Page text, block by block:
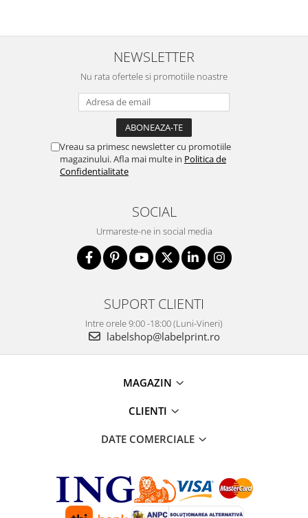
NEWSLETTER
Nu rata ofertele si promotiile noastre
Vreau sa primesc newsletter cu promotiile
magazinului. Afla mai multe in Politica de
Confidentialitate
SOCIAL
Urmareste-ne in social media
SUPORT CLIENTI
Intre orele 9:00 -18:00 (Luni-Vineri)
labelshop@labelprint.ro
MAGAZIN
CLIENTI
DATE COMERCIALE